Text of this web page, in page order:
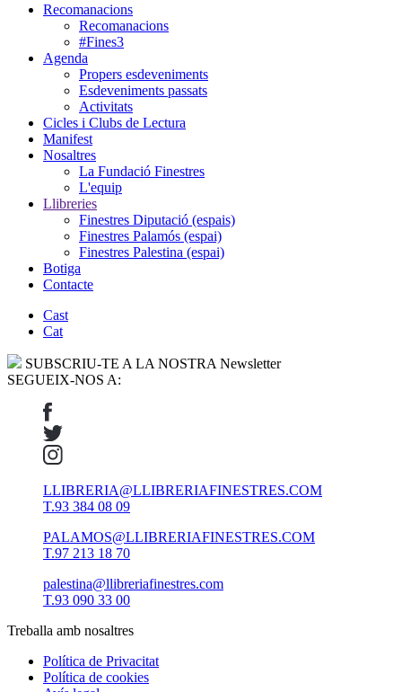
Recomanacions
Recomanacions
#Fines3
Agenda
Propers esdeveniments
Esdeveniments passats
Activitats
Cicles i Clubs de Lectura
Manifest
Nosaltres
La Fundació Finestres
L'equip
Llibreries
Finestres Diputació (espais)
Finestres Palamós (espai)
Finestres Palestina (espai)
Botiga
Contacte
Cast
Cat
SUBSCRIU-TE A LA NOSTRA Newsletter
SEGUEIX-NOS A:
LLIBRERIA@LLIBRERIAFINESTRES.COM
T.93 384 08 09
PALAMOS@LLIBRERIAFINESTRES.COM
T.97 213 18 70
palestina@llibreriafinestres.com
T.93 090 33 00
Treballa amb nosaltres
Política de Privacitat
Política de cookies